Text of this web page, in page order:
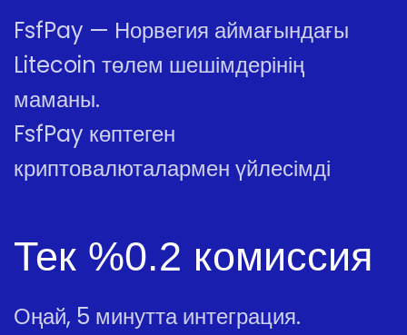
FsfPay — Норвегия аймағындағы
Litecoin төлем шешімдерінің
маманы.
FsfPay көптеген
криптовалюталармен үйлесімді
Тек %0.2 комиссия
Оңай, 5 минутта интеграция.